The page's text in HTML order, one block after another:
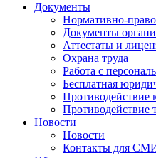
Документы
Нормативно-
Документы
Аттестаты и
Охрана труда
Работа с
Бесплатная
Противодействие
Противодействие
Новости
Новости
Контакты для